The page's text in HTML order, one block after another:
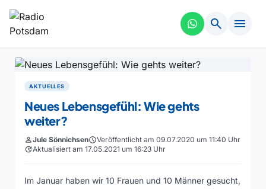
search menu
AKTUELLES
Neues Lebensgefühl: Wie gehts
weiter?
personJule SönnichsenscheduleVeröffentlicht am 09.07.2020 um 11:40 Uhr
updateAktualisiert am 17.05.2021 um 16:23 Uhr
Im Januar haben wir 10 Frauen und 10 Männer gesucht,